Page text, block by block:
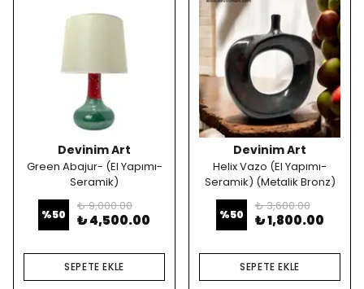
Devinim Art
Green Abajur- (El Yapımı-
Seramik)
%50
₺ 9,000.00
₺ 4,500.00
SEPETE EKLE
Devinim Art
Helix Vazo (El Yapımı-
Seramik) (Metalik Bronz)
%50
₺ 3,600.00
₺ 1,800.00
SEPETE EKLE